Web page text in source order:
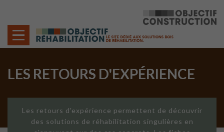
LES RETOURS D'EXPÉRIENCE
Les retours d'expérience permettent de découvrir
des solutions de réhabilitation singulières en